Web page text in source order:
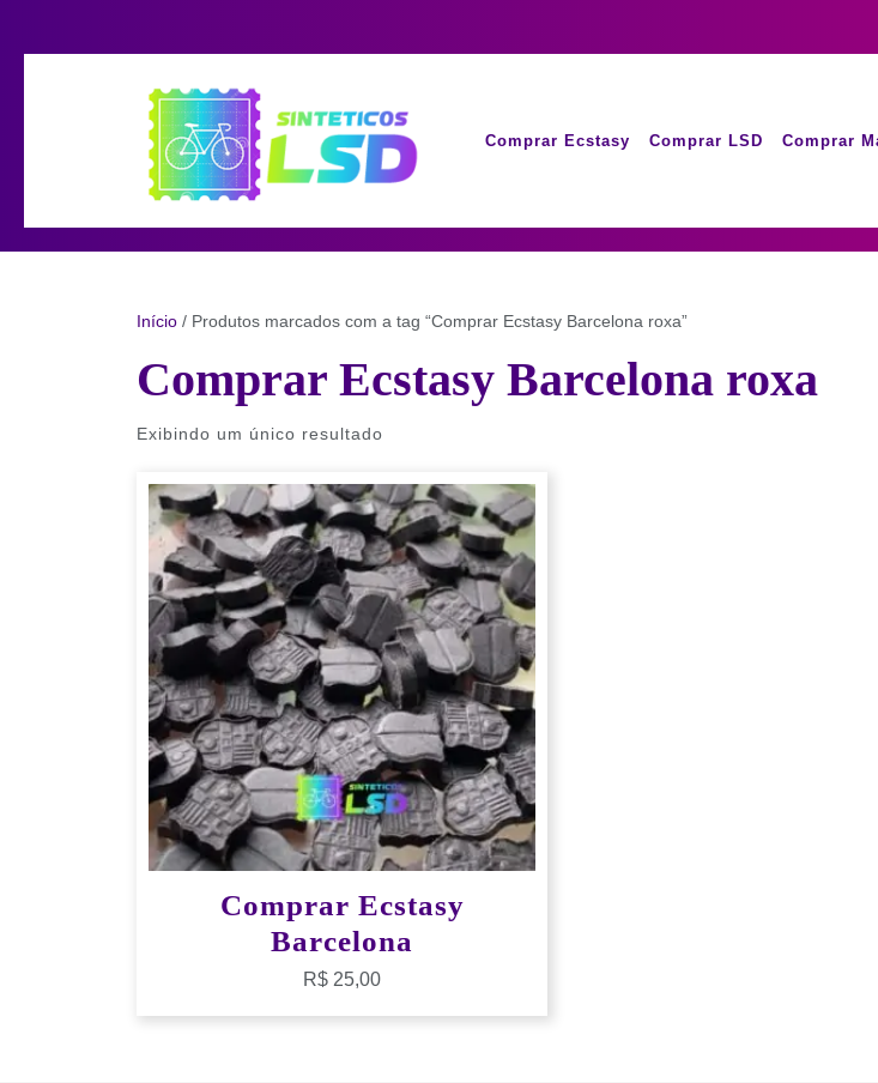
Comprar Ecstasy Comprar LSD Comprar
Início / Produtos marcados com a tag “Comprar Ecstasy Barcelona roxa”
Comprar Ecstasy Barcelona roxa
Exibindo um único resultado
Comprar Ecstasy
Barcelona
R$ 25,00